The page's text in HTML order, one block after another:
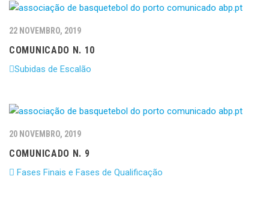
22 NOVEMBRO, 2019
COMUNICADO N. 10
Subidas de Escalão
20 NOVEMBRO, 2019
COMUNICADO N. 9
Fases Finais e Fases de Qualificação